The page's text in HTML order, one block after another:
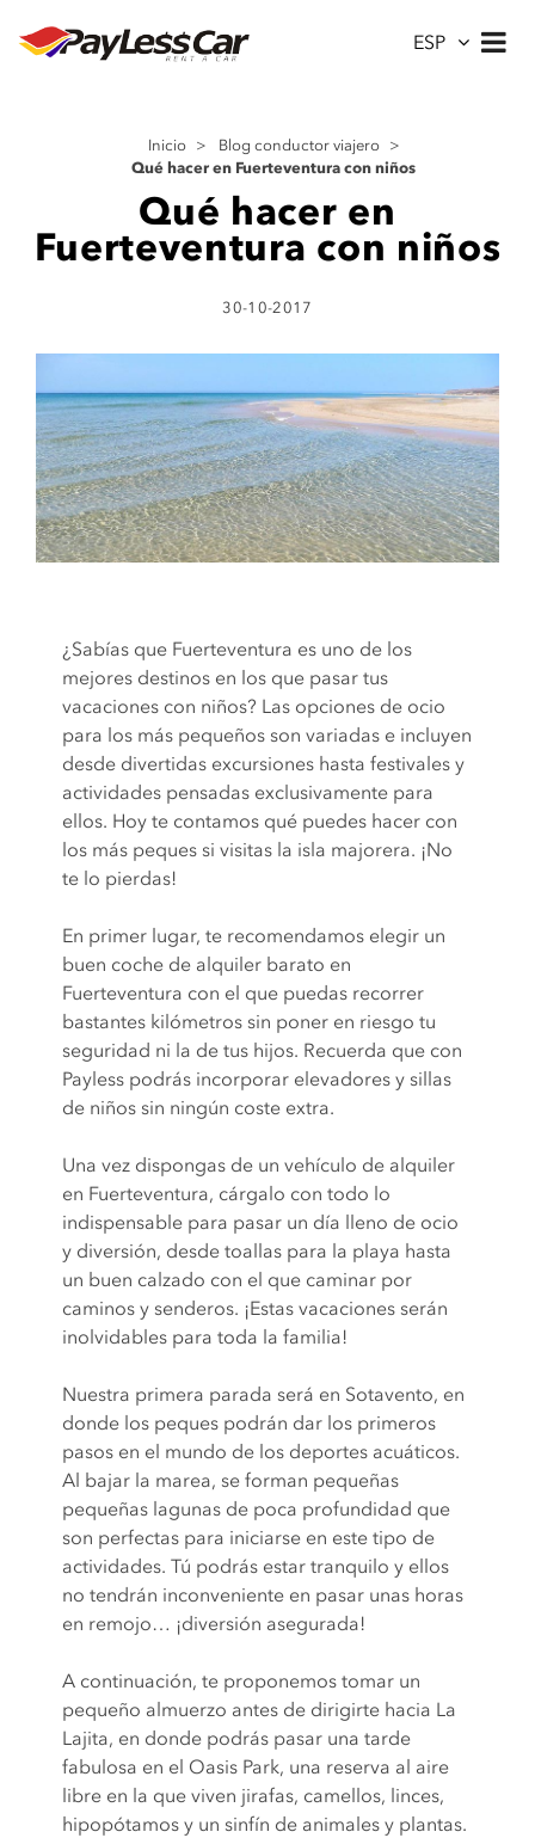
ESP
Inicio > Blog conductor viajero >
Qué hacer en Fuerteventura con niños
Qué hacer en
Fuerteventura con niños
30-10-2017
¿Sabías que Fuerteventura es uno de los
mejores destinos en los que pasar tus
vacaciones con niños? Las opciones de ocio
para los más pequeños son variadas e incluyen
desde divertidas excursiones hasta festivales y
actividades pensadas exclusivamente para
ellos. Hoy te contamos qué puedes hacer con
los más peques si visitas la isla majorera. ¡No
te lo pierdas!
En primer lugar, te recomendamos elegir un
buen coche de alquiler barato en
Fuerteventura con el que puedas recorrer
bastantes kilómetros sin poner en riesgo tu
seguridad ni la de tus hijos. Recuerda que con
Payless podrás incorporar elevadores y sillas
de niños sin ningún coste extra.
Una vez dispongas de un vehículo de alquiler
en Fuerteventura, cárgalo con todo lo
indispensable para pasar un día lleno de ocio
y diversión, desde toallas para la playa hasta
un buen calzado con el que caminar por
caminos y senderos. ¡Estas vacaciones serán
inolvidables para toda la familia!
Nuestra primera parada será en Sotavento, en
donde los peques podrán dar los primeros
pasos en el mundo de los deportes acuáticos.
Al bajar la marea, se forman pequeñas
pequeñas lagunas de poca profundidad que
son perfectas para iniciarse en este tipo de
actividades. Tú podrás estar tranquilo y ellos
no tendrán inconveniente en pasar unas horas
en remojo… ¡diversión asegurada!
A continuación, te proponemos tomar un
pequeño almuerzo antes de dirigirte hacia La
Lajita, en donde podrás pasar una tarde
fabulosa en el Oasis Park, una reserva al aire
libre en la que viven jirafas, camellos, linces,
hipopótamos y un sinfín de animales y plantas.